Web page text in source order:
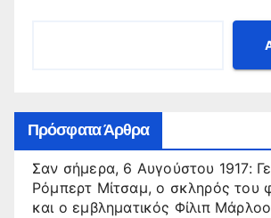
Πρόσφατα Άρθρα
Σαν σήμερα, 6 Αυγούστου 1917:
Ρόμπερτ Μίτσαμ, ο σκληρός του
και ο εμβληματικός Φίλιπ